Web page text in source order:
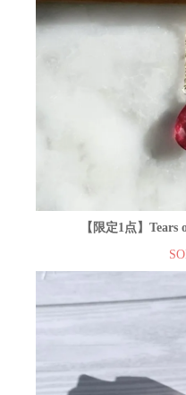
【限定1点】